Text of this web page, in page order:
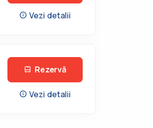
Vezi detalii
Rezervă
Vezi detalii